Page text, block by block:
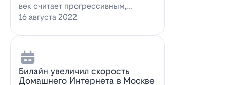
век считает прогрессивным,
большинство технологий доступны
16 августа 2022
Билайн увеличил скорость
Домашнего Интернета в Москве